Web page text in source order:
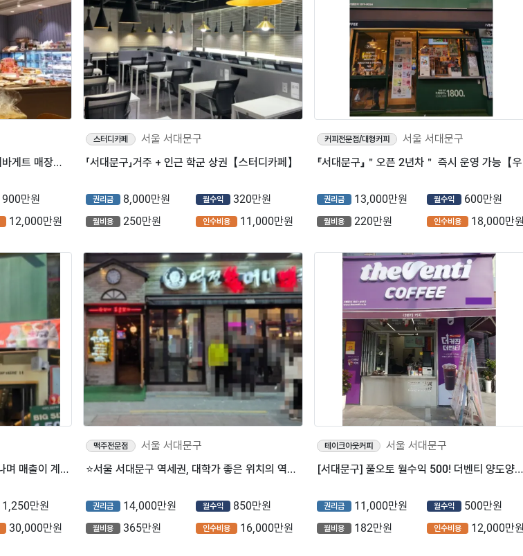
■서대문구) 안정적인 수익의 파리바게트 매장을 소개합니다.■
900만원
12,000만원
스터디카페
서울 서대문구
「서대문구」거주 + 인근 학군 상권【스터디카페】
권리금 8,000만원 월수익 320만원
월비용 250만원 인수비용 11,000만원
커피전문점/대형커피
서울 서대문구
권리금 13,000만원 월수익 600만원
월비용 220만원 인수비용 18,000만
⭐서울시 서대문구 우지커피 소문나며 매출이 계속 올라가는 중! 풀오토로 순익 월 1000-1500만원 고수익!!
1,250만원
30,000만원
맥주전문점
서울 서대문구
⭐서울 서대문구 역세권, 대학가 좋은 위치의 역전할머니맥주 양도양수
권리금 14,000만원 월수익 850만원
월비용 365만원 인수비용 16,000만원
테이크아웃커피
서울 서대문구
[서대문구] 풀오토 월수익 500! 더벤티 양도양수 창업 매물 (카페/저가커피)
권리금 11,000만원 월수익 500만원
월비용 182만원 인수비용 12,000만